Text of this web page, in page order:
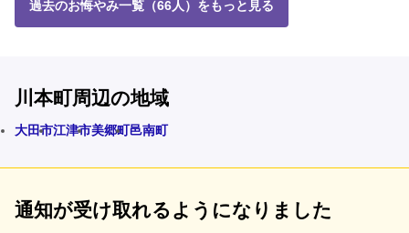
過去のお悔やみ一覧（66人）をもっと見る
川本町周辺の地域
大田市江津市美郷町邑南町
通知が受け取れるようになりました